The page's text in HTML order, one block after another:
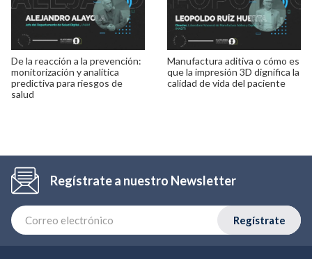
De la reacción a la prevención:
monitorización y analítica
predictiva para riesgos de
salud
Manufactura aditiva o cómo es
que la impresión 3D dignifica la
calidad de vida del paciente
Regístrate a nuestro Newsletter
Regístrate